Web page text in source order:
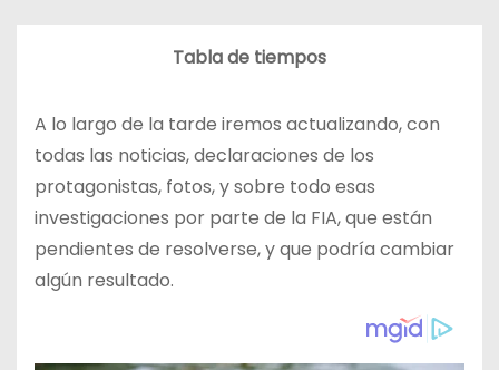
Tabla de tiempos
A lo largo de la tarde iremos actualizando, con
todas las noticias, declaraciones de los
protagonistas, fotos, y sobre todo esas
investigaciones por parte de la FIA, que están
pendientes de resolverse, y que podría cambiar
algún resultado.